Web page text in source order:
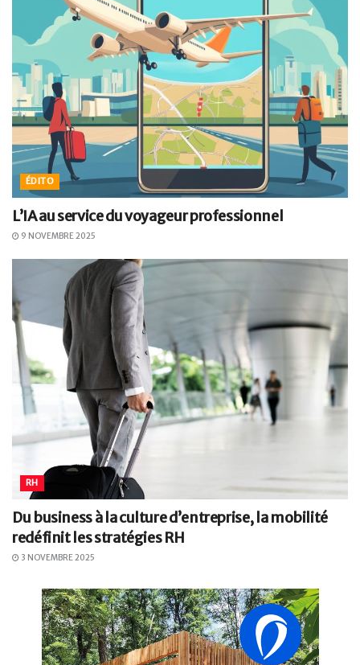
ÉDITO
L’IA au service du voyageur professionnel
9 NOVEMBRE 2025
RH
Du business à la culture d’entreprise, la mobilité
redéfinit les stratégies RH
3 NOVEMBRE 2025